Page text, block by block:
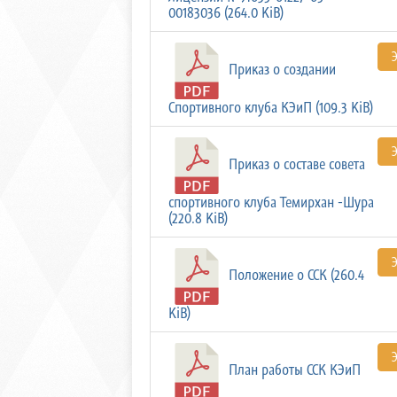
00183036 (264.0 KiB)
Приказ о создании
Спортивного клуба КЭиП (109.3 KiB)
Приказ о составе совета
спортивного клуба Темирхан -Шура
(220.8 KiB)
Положение о ССК (260.4
KiB)
План работы ССК КЭиП